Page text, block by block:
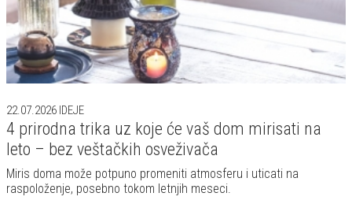
22.07.2026 IDEJE
4 prirodna trika uz koje će vaš dom mirisati na
leto – bez veštačkih osveživača
Miris doma može potpuno promeniti atmosferu i uticati na
raspoloženje, posebno tokom letnjih meseci.